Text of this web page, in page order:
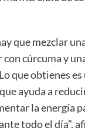
que mezclar
cúrcuma y
que obtienes
ayuda a
la energía
todo el día”,